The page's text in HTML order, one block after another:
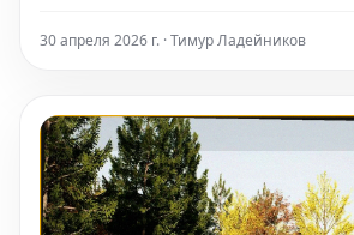
автомобилистов. Он заявил, что
30 апреля 2026 г. · Тимур Ладейников